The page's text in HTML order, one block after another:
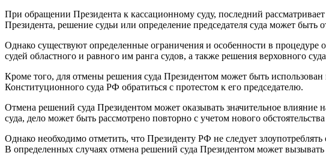
При обращении Президента к кассационному суду, последний
Президента, решение судьи или определение председателя суда может быть
Однако существуют определенные ограничения и особенности в
судей областного и равного им ранга судов, а также решения верховного
Кроме того, для отмены решения суда Президентом может быть
Конституционного суда РФ обратиться с протестом к его председателю.
Отмена решений суда Президентом может оказывать значительное
суда, дело может быть рассмотрено повторно с учетом нового
Однако необходимо отметить, что Президенту РФ не следует
В определенных случаях отмена решений суда Президентом может